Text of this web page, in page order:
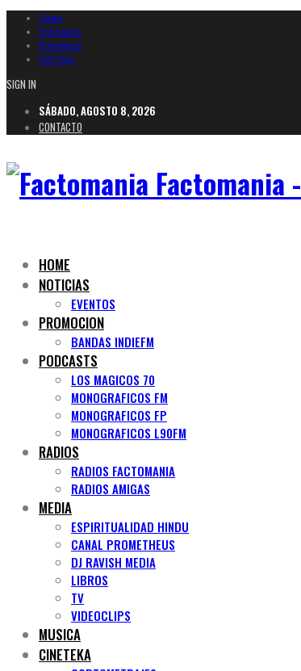
Likes
Followers
Followers
iOS App
SIGN IN
SÁBADO, AGOSTO 8, 2026
CONTACTO
Factomania -
HOME
NOTICIAS
EVENTOS
PROMOCION
BANDAS INDIEFM
PODCASTS
LOS MAGICOS 70
MONOGRAFICOS FM
MONOGRAFICOS FP
MONOGRAFICOS L90FM
RADIOS
RADIOS FACTOMANIA
RADIOS AMIGAS
MEDIA
ESPIRITUALIDAD HINDU
CANAL PROMETHEUS
DJ RAVISH MEDIA
LIBROS
TV
VIDEOCLIPS
MUSICA
CINETEKA